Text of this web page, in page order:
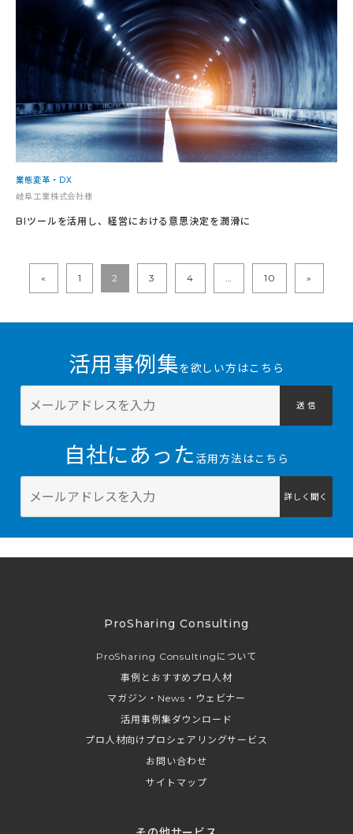
業態変革・DX
岐阜工業株式会社様
BIツールを活用し、経営における意思決定を潤滑に
« 1 2 3 4 10 »
活用事例集を欲しい方はこちら
送 信
自社にあった 活用方法はこちら
詳しく聞く
ProSharing Consulting
ProSharing Consultingについて
事例とおすすめプロ人材
マガジン・News・ウェビナー
活用事例集ダウンロード
プロ人材向けプロシェアリングサービス
お問い合わせ
サイトマップ